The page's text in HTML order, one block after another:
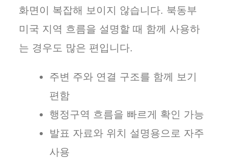
화면이 복잡해 보이지 않습니다. 북동부
미국 지역 흐름을 설명할 때 함께 사용하
는 경우도 많은 편입니다.
주변 주와 연결 구조를 함께 보기
편함
행정구역 흐름을 빠르게 확인 가능
발표 자료와 위치 설명용으로 자주
사용